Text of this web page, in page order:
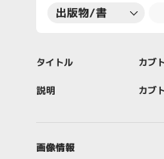
出版物/書
タイトル カブ
説明 カブ
画像情報